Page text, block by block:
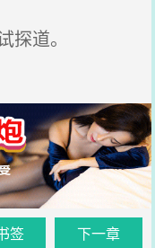
道。
签 下一章